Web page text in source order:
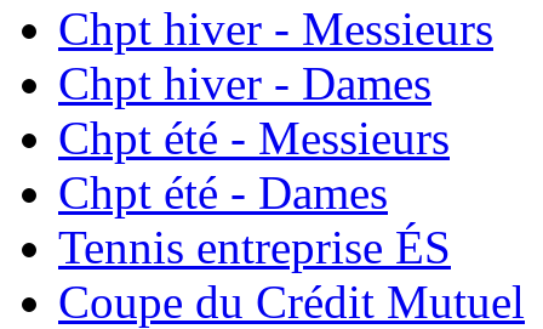
Chpt hiver - Messieurs
Chpt hiver - Dames
Chpt été - Messieurs
Chpt été - Dames
Tennis entreprise ÉS
Coupe du Crédit Mutuel